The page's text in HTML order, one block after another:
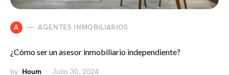
A AGENTES INMOBILIARIOS
¿Cómo ser un asesor inmobiliario independiente?
by Houm Julio 30, 2024